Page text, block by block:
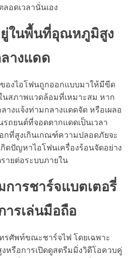
ลอดเวลานั่นเอง
ในพื้นที่อุณหภูมิสูง
างแดด
ของไอโฟนถูกออกแบบมาให้มีขีด
นสภาพแวดล้อมที่เหมาะสม หาก
างแจ้งท่ามกลางแดดจัด หรือเผลอ
รถยนต์ที่จอดตากแดดเป็นเวลา
ที่สูงเกินเกณฑ์ความปลอดภัยจะ
กิดปัญหาไอโฟนเครื่องร้อนจัดอย่าง
ายต่อระบบภายใน
การชาร์จแบตเตอรี่
รเล่นมือถือ
รศัพท์ขณะชาร์จไฟ โดยเฉพาะ
งหรือการเปิดดูสตรีมมิ่งวิดีโอควบคู่